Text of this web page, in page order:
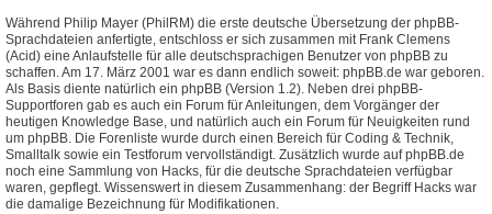
Während Philip Mayer (PhilRM) die erste deutsche Übersetzung der phpBB-
Sprachdateien anfertigte, entschloss er sich zusammen mit Frank Clemens
(Acid) eine Anlaufstelle für alle deutschsprachigen Benutzer von phpBB zu
schaffen. Am 17. März 2001 war es dann endlich soweit: phpBB.de war geboren.
Als Basis diente natürlich ein phpBB (Version 1.2). Neben drei phpBB-
Supportforen gab es auch ein Forum für Anleitungen, dem Vorgänger der
heutigen Knowledge Base, und natürlich auch ein Forum für Neuigkeiten rund
um phpBB. Die Forenliste wurde durch einen Bereich für Coding & Technik,
Smalltalk sowie ein Testforum vervollständigt. Zusätzlich wurde auf phpBB.de
noch eine Sammlung von Hacks, für die deutsche Sprachdateien verfügbar
waren, gepflegt. Wissenswert in diesem Zusammenhang: der Begriff Hacks war
die damalige Bezeichnung für Modifikationen.